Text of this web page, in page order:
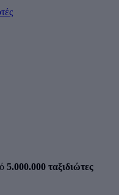
5.000.000 ταξιδιώτες